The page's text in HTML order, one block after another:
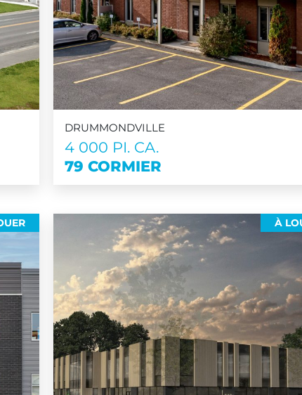
DRUMMONDVILLE
4 000 PI. CA.
79 CORMIER